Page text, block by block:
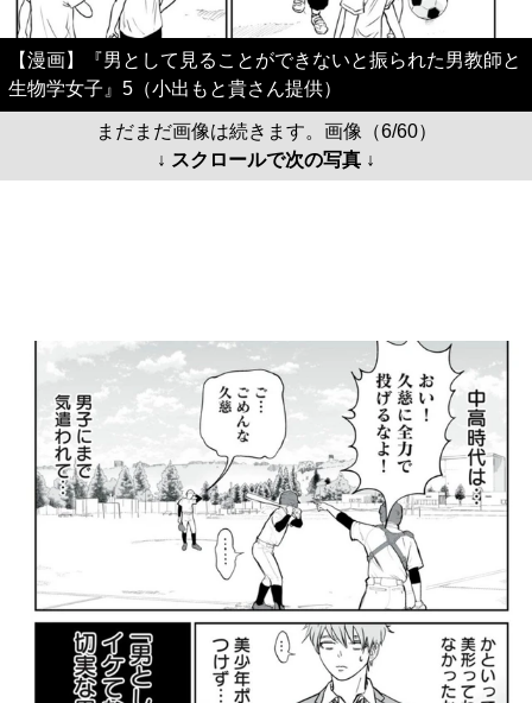
【漫画】『男として見ることができないと振られた男教師と
生物学女子』5（小出もと貴さん提供）
まだまだ画像は続きます。画像（6/60）
↓ スクロールで次の写真 ↓